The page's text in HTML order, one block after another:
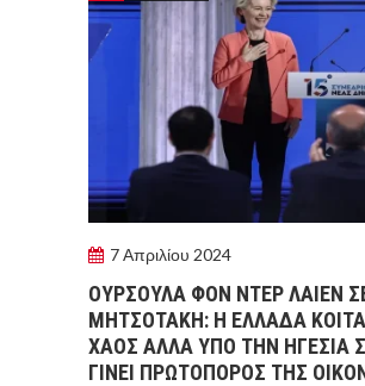
7 Απριλίου 2024
ΟΥΡΣΟΥΛΑ ΦΟΝ ΝΤΕΡ ΛΑΙΕΝ
ΜΗΤΣΟΤΑΚΗ: Η ΕΛΛΑΔΑ
ΧΑΟΣ ΑΛΛΑ ΥΠΟ ΤΗΝ ΗΓΕΣΙΑ
ΓΙΝΕΙ ΠΡΩΤΟΠΟΡΟΣ ΤΗΣ